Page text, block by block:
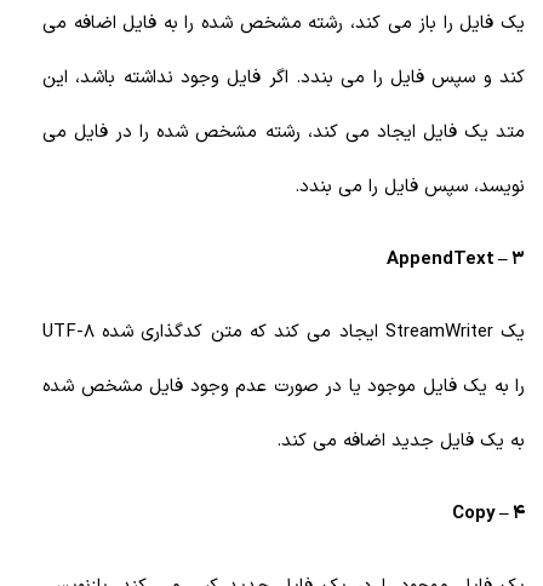
یک فایل را باز می کند، رشته مشخص شده را به فایل اضافه می
کند و سپس فایل را می بندد. اگر فایل وجود نداشته باشد، این
متد یک فایل ایجاد می کند، رشته مشخص شده را در فایل می
نویسد، سپس فایل را می بندد.
3 – AppendText
یک StreamWriter ایجاد می کند که متن کدگذاری شده UTF-8
را به یک فایل موجود یا در صورت عدم وجود فایل مشخص شده
به یک فایل جدید اضافه می کند.
4 – Copy